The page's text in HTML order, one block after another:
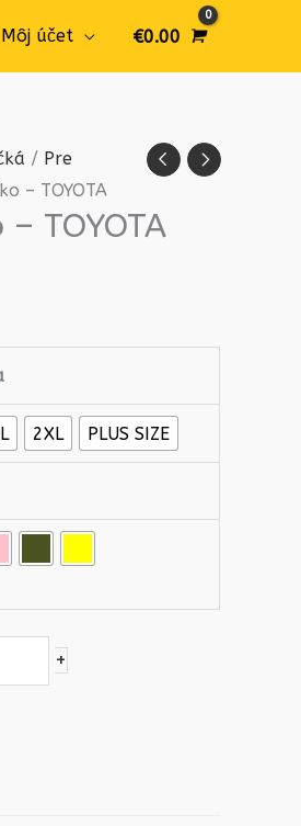
Môj účet €0.00
/ Pre
– TOYOTA
TOYOTA
2XL PLUS SIZE
+